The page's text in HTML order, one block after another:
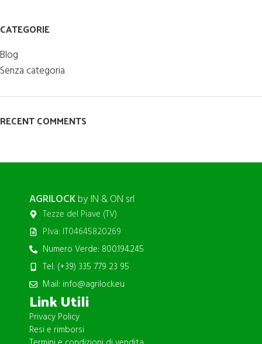
CATEGORIE
Blog
Senza categoria
RECENT COMMENTS
AGRILOCKby IN & ON srl
Tezze del Piave (TV)
P.Iva: IT04645820269
Numero Verde: 800.194.245
Tel: (+39) 335 779 23 95
Mail: info@agrilock.eu
Link Utili
Privacy Policy
Resi e rimborsi